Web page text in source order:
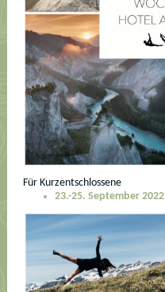
Für Kurzentschlossene
23.-25. September 2022